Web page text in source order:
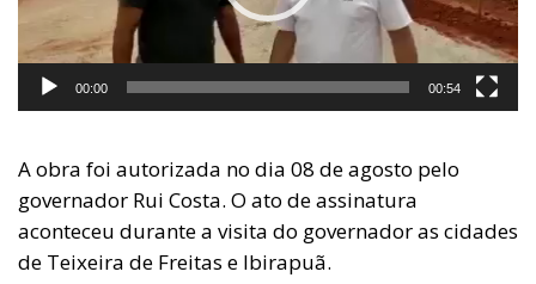
00:00 00:54
A obra foi autorizada no dia 08 de agosto pelo
governador Rui Costa. O ato de assinatura
aconteceu durante a visita do governador as cidades
de Teixeira de Freitas e Ibirapuã.